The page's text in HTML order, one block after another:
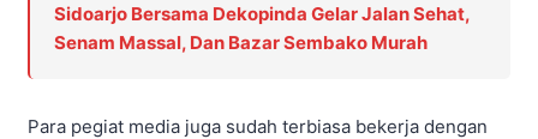
Sidoarjo Bersama Dekopinda Gelar Jalan Sehat,
Senam Massal, Dan Bazar Sembako Murah
Para pegiat media juga sudah terbiasa bekerja dengan